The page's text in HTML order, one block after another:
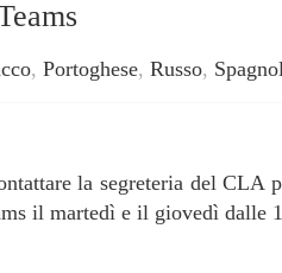
, Portoghese, Russo,
la segreteria del CLA
il martedì e il giovedì dalle